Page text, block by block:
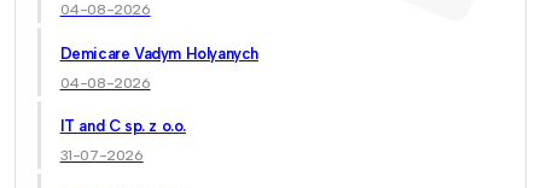
04-08-2026
Demicare Vadym Holyanych
04-08-2026
IT and C sp. z o.o.
31-07-2026